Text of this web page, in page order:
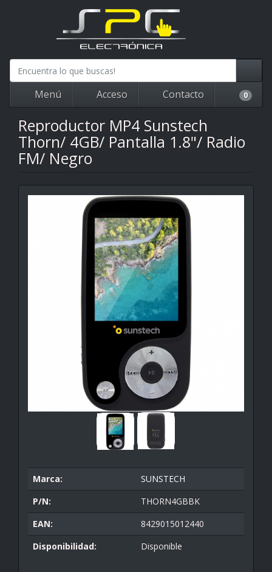
Menú Acceso Contacto 0
Reproductor MP4 Sunstech
Thorn/ 4GB/ Pantalla 1.8"/ Radio
FM/ Negro
Marca:
SUNSTECH
P/N:
THORN4GBBK
EAN:
8429015012440
Disponibilidad:
Disponible